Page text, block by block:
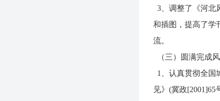
3、调整了《河北
和插图，提高了学
流。
（三）圆满完成
1、认真贯彻全国
见》(冀政